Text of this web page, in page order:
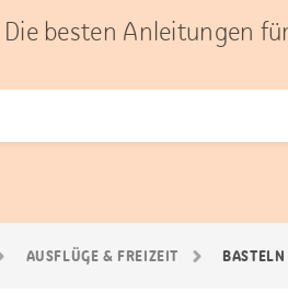
besten Anleitungen
AUSFLÜGE & FREIZEIT BASTELN